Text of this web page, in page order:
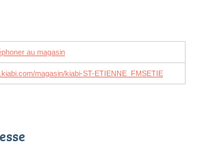
au magasin
magasin/kiabi-ST-ETIENNE_FMSETIE